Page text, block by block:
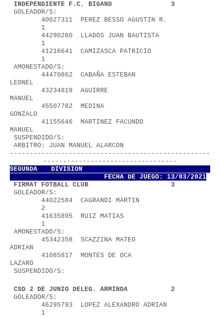
INDEPENDIENTE F.C. BIGAND               3
GOLEADOR/S:
40027311  PEREZ BESSO AGUSTIN R.
1
44290260  LLADOS JUAN BAUTISTA
1
41216641  CAMIZASCA PATRICIO
1
AMONESTADO/S:
44470862  CABAÑA ESTEBAN
LEONEL
43234819  AGUIRRE
MANUEL
45507782  MEDINA
GONZALO
41155646  MARTINEZ FACUNDO
MANUEL
SUSPENDIDO/S:
ARBITRO: JUAN MANUEL ALARCON
---------------------------------------------------
----------------------------------
SEGUNDA DIVISION
FECHA DE JUEGO: 13/03/2021
FIRMAT FOTBALL CLUB                     3
GOLEADOR/S:
44022584  CAGRANDI MARTIN
2
41635895  RUIZ MATIAS
1
AMONESTADO/S:
45342358  SCAZZINA MATEO
ADRIAN
41085817  MONTES DE OCA
LAZARO
SUSPENDIDO/S:
CSD 2 DE JUNIO DELEG. ARMINDA           2
GOLEADOR/S:
46295793  LOPEZ ALEXANDRO ADRIAN
1